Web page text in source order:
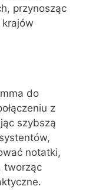
przynosząc
do
z
szybszą
notatki,
tworząc